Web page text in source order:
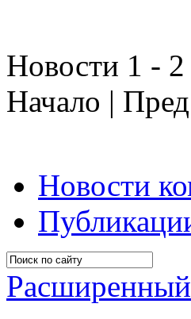
Новости 1 - 2
Начало |
Новости